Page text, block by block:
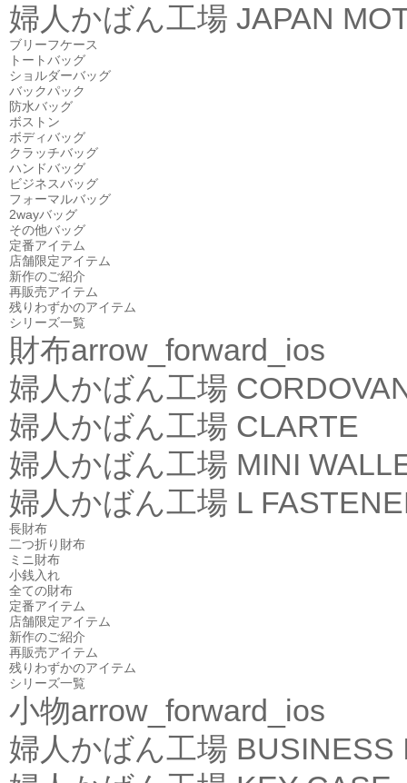
婦人かばん工場 JAPAN
ブリーフケース
トートバッグ
ショルダーバッグ
バックパック
防水バッグ
ボストン
ボディバッグ
クラッチバッグ
ハンドバッグ
ビジネスバッグ
フォーマルバッグ
2wayバッグ
その他バッグ
定番アイテム
店舗限定アイテム
新作のご紹介
再販売アイテム
残りわずかのアイテム
シリーズ一覧
財布arrow_forward_ios
婦人かばん工場
婦人かばん工場 CLARTE
婦人かばん工場 MINI
婦人かばん工場 L
長財布
二つ折り財布
ミニ財布
小銭入れ
全ての財布
定番アイテム
店舗限定アイテム
新作のご紹介
再販売アイテム
残りわずかのアイテム
シリーズ一覧
小物arrow_forward_ios
婦人かばん工場 BUSINESS